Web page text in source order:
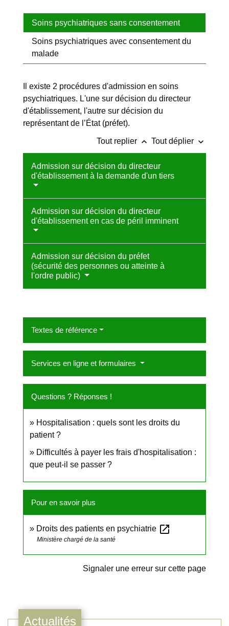
Soins psychiatriques sans consentement
Soins psychiatriques avec consentement du
malade
Il existe 2 procédures d'admission en soins
psychiatriques. L'une sur décision du directeur
d'établissement, l'autre sur décision du
représentant de l’État (préfet).
Tout replier keyboard_arrow_up Tout déplier keyboard_arrow_down
Admission sur décision du directeur
d'établissement à la demande d'un tiers
Admission sur décision du directeur
d'établissement en cas de péril imminent
Admission sur décision du préfet
(sécurité des personnes ou atteinte à
l'ordre public)
Textes de référence
Services en ligne et formulaires
Questions ? Réponses !
Hospitalisation : quels sont les droits du
patient ?
Difficultés à payer les frais d'hospitalisation :
que peut-il se passer ?
Pour en savoir plus
Droits des patients en psychiatrie open_in_new
Ministère chargé de la santé
Signaler une erreur sur cette page
Actualités